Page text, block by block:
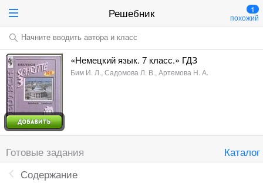
Решебник 1
похожий
Начните вводить автора и класс
«Немецкий язык. 7 класс.» ГДЗ
Бим И. Л., Садомова Л. В., Артемова Н. А.
Готовые задания
Каталог
Содержание